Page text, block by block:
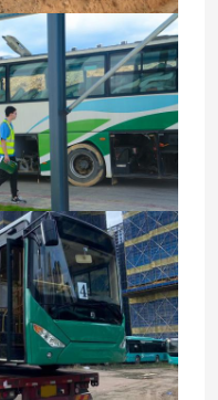
المنتجات
فيديوهات
عرض الواقع الافتراضي
معلومات عنا
جولة في المعمل
رقابة جودة